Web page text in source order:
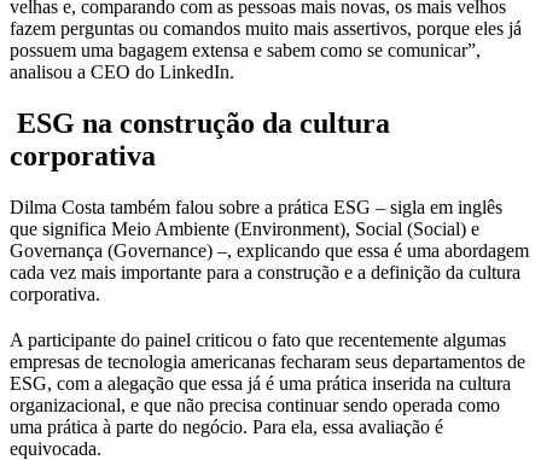
velhas e, comparando com as pessoas mais novas, os mais velhos
fazem perguntas ou comandos muito mais assertivos, porque eles já
possuem uma bagagem extensa e sabem como se comunicar”,
analisou a CEO do LinkedIn.
ESG na construção da cultura
corporativa
Dilma Costa também falou sobre a prática ESG – sigla em inglês
que significa Meio Ambiente (Environment), Social (Social) e
Governança (Governance) –, explicando que essa é uma abordagem
cada vez mais importante para a construção e a definição da cultura
corporativa.
A participante do painel criticou o fato que recentemente algumas
empresas de tecnologia americanas fecharam seus departamentos de
ESG, com a alegação que essa já é uma prática inserida na cultura
organizacional, e que não precisa continuar sendo operada como
uma prática à parte do negócio. Para ela, essa avaliação é
equivocada.